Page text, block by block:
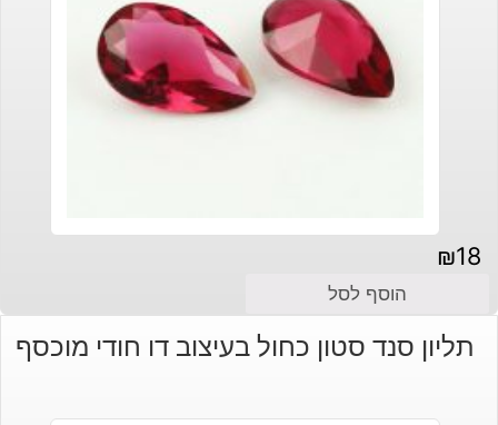
₪18
הוסף לסל
תליון סנד סטון כחול בעיצוב דו חודי מוכסף